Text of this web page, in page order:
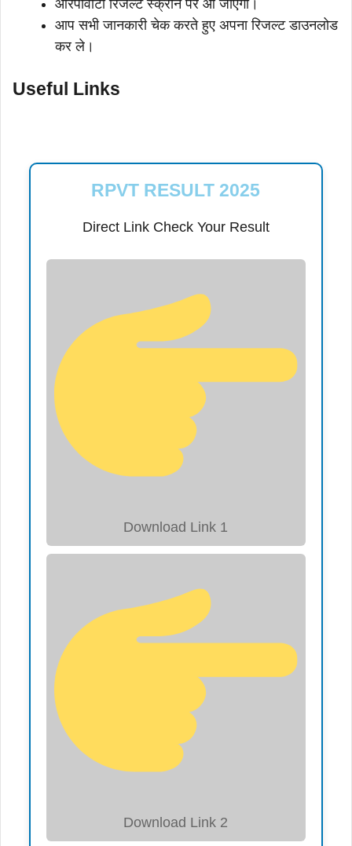
आरपीवीटी रिजल्ट स्क्रीन पर आ जाएगा।
आप सभी जानकारी चेक करते हुए अपना रिजल्ट डाउनलोड
कर ले।
Useful Links
RPVT RESULT 2025
Direct Link Check Your Result
Download Link 1
Download Link 2